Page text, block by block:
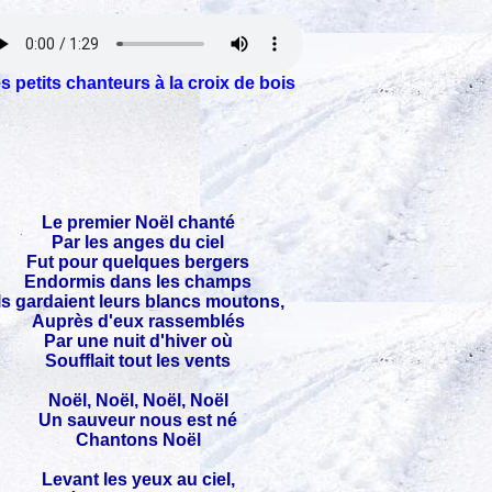
petits chanteurs à la croix de bois
Le premier Noël chanté
Par les anges du ciel
Fut pour quelques bergers
Endormis dans les champs
gardaient leurs blancs moutons,
Auprès d'eux rassemblés
Par une nuit d'hiver où
Soufflait tout les vents
Noël, Noël, Noël, Noël
Un sauveur nous est né
Chantons Noël
Levant les yeux au ciel,